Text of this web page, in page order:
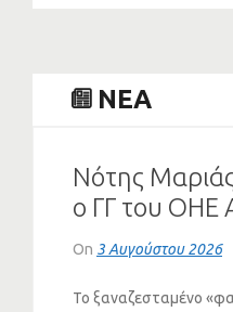
ANEA
Νότης
ο ΓΓ του ΟΗΕ
για το
On 3 Αυγούστου 2026
Το ξαναζεσταμένο